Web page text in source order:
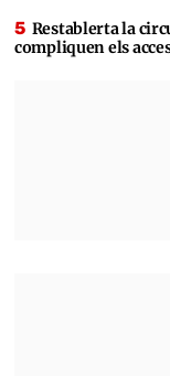
Restablerta la
compliquen els